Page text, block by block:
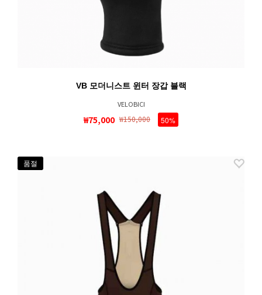
VB 모더니스트 윈터 장갑 블랙
VELOBICI
₩75,000 ₩150,000 50%
품절